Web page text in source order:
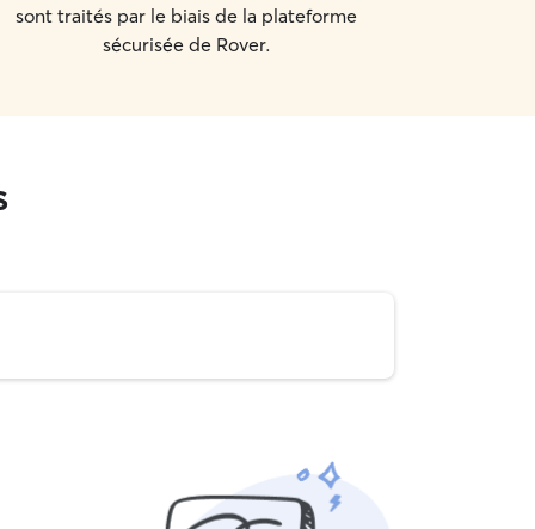
sont traités par le biais de la plateforme
sécurisée de Rover.